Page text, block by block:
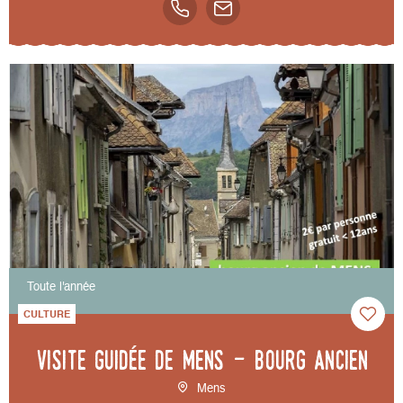
Toute l'année
CULTURE
Visite guidée de Mens - bourg ancien
Mens